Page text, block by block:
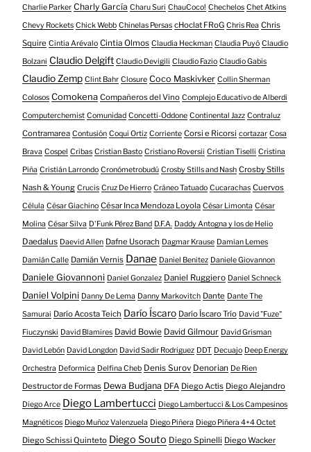
Charlie Parker Charly García Charu Suri ChauCoco! Chechelos Chet Atkins
Chevy Rockets Chick Webb Chinelas Persas cHoclat FRoG Chris Rea Chris
Squire Cintia Arévalo Cintia Olmos Claudia Heckman Claudia Puyó Claudio
Bolzani Claudio Delgift Claudio Devigili Claudio Fazio Claudio Gabis
Claudio Zemp Clint Bahr Closure Coco Maskivker Collin Sherman
Colosos Comokena Compañeros del Vino Complejo Educativo de Alberdi
Computerchemist Comunidad Concetti-Oddone Continental Jazz Contraluz
Contramarea Contusión Coqui Ortiz Corriente Corsi e Ricorsi cortazar Cosa
Brava Cospel Cribas Cristian Basto Cristiano Roversii Cristian Tiselli Cristina
Piña Cristián Larrondo Cronómetrobudú Crosby Stills and Nash Crosby Stills
Nash & Young Crucis Cruz De Hierro Cráneo Tatuado Cucarachas Cuervos
Célula César Giachino César Inca Mendoza Loyola César Limonta César
Molina César Silva D'Funk Pérez Band D.F.A. Daddy Antogna y los de Helio
Daedalus Daevid Allen Dafne Usorach Dagmar Krause Damian Lemes
Damián Calle Damián Vernis Danae Daniel Benitez Daniele Giovannon
Daniele Giovannoni Daniel Gonzalez Daniel Ruggiero Daniel Schneck
Daniel Volpini Danny De Lema Danny Markovitch Dante Dante The
Samurai Darío Acosta Teich Darío Íscaro Darío Íscaro Trío David "Fuze"
Fiuczynski David Blamires David Bowie David Gilmour David Grisman
David Lebón David Longdon David Sadir Rodriguez DDT Decuajo Deep Energy
Orchestra Deformica Delfina Cheb Denis Surov Denorian De Rien
Destructor de Formas Dewa Budjana DFA Diego Actis Diego Alejandro
Diego Arce Diego Lambertucci Diego Lambertucci & Los Campesinos
Magnéticos Diego Muñoz Valenzuela Diego Piñera Diego Piñera 4+4 Octet
Diego Schissi Quinteto Diego Souto Diego Spinelli Diego Wacker